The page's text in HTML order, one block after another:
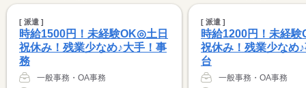
[ 派遣 ]
時給1500円！未経験OK◎土日
祝休み！残業少なめ♪大手！事
務
一般事務・OA事務
[ 派遣 ]
時給1200円！未経
祝休み！残業少なめ
台
一般事務・OA事務